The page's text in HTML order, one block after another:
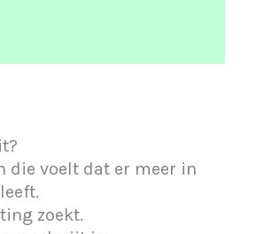
die voelt dat er meer in
zoekt.